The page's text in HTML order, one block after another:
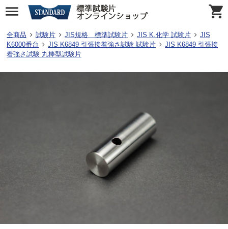
全商品 試験片 JIS規格 標準試験片 JIS K.化学 試験片
JIS
K6000番台
JIS K6849 引張接着強さ試験 試験片
JIS K6849 引張接
着強さ試験 丸棒型試験片